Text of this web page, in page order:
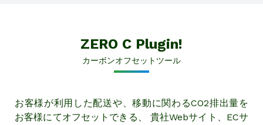
ZERO C Plugin!
カーボンオフセットツール
お客様が利用した配送や、移動に関わるCO2排出量を
お客様にてオフセットできる、
貴社Webサイト、ECサ